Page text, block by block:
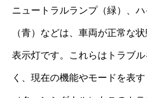
ニュートラルランプ（緑）、
（青）などは、車両が正常な
表示灯です。これらはトラブ
く、現在の機能やモードを表